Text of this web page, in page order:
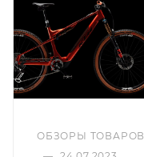
ОБЗОРЫ ТОВАРОВ